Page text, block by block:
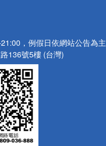
，例假日依網站公告為主
136號5樓 (台灣)